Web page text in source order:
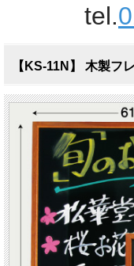
tel.
【KS-11N】 木製フ